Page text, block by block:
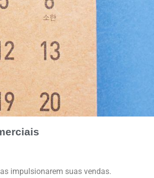
impulsionarem suas vendas.